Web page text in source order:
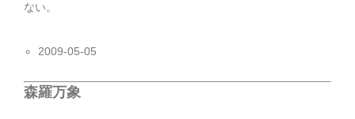
ない。
2009-05-05
森羅万象